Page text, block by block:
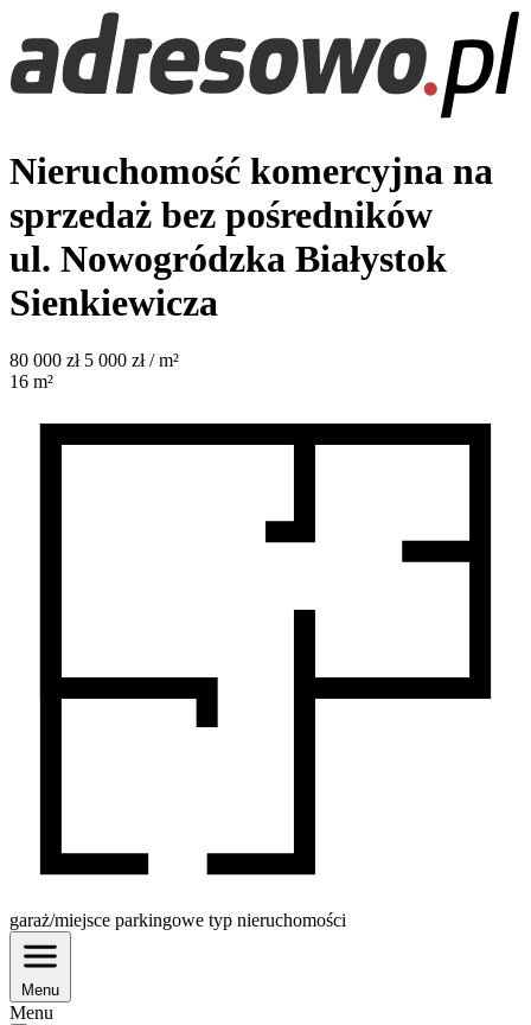
Nieruchomość komercyjna na
sprzedaż bez pośredników
ul. Nowogródzka Białystok
Sienkiewicza
80 000 zł 5 000 zł / m²
16 m²
garaż/miejsce parkingowe typ nieruchomości
Menu
Menu